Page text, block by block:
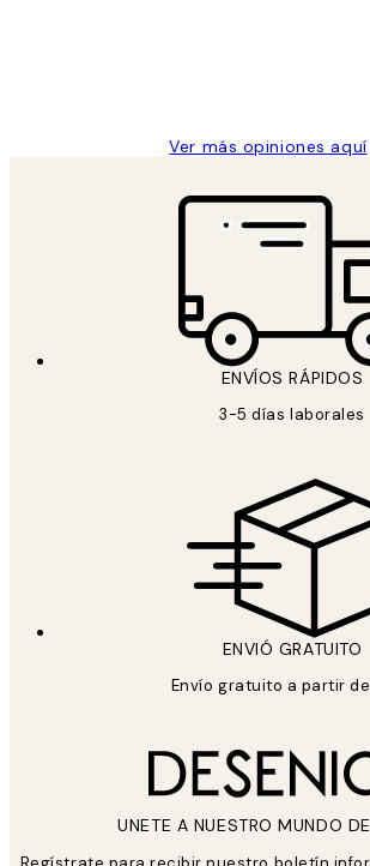
Ver más opiniones aquí
ENVÍOS RÁPIDOS
3-5 días laborales
ENVIÓ GRATUITO
Envío gratuito a partir
UNETE A NUESTRO MUNDO